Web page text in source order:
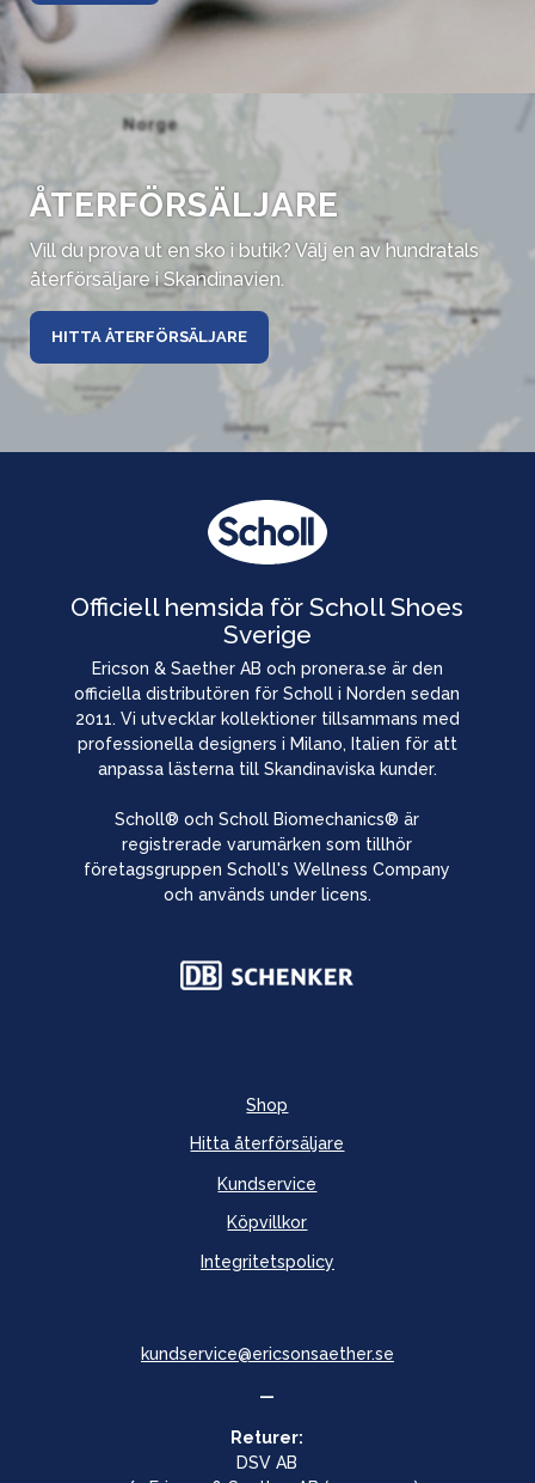
ÅTERFÖRSÄLJARE
Vill du prova ut en sko i butik? Välj en av hundratals
återförsäljare i Skandinavien.
HITTA ÅTERFÖRSÄLJARE
Officiell hemsida för Scholl Shoes
Sverige
Ericson & Saether AB och pronera.se är den
officiella distributören för Scholl i Norden sedan
2011. Vi utvecklar kollektioner tillsammans med
professionella designers i Milano, Italien för att
anpassa lästerna till Skandinaviska kunder.
Scholl® och Scholl Biomechanics® är
registrerade varumärken som tillhör
företagsgruppen Scholl's Wellness Company
och används under licens.
Shop
Hitta återförsäljare
Kundservice
Köpvillkor
Integritetspolicy
kundservice@ericsonsaether.se
—
Returer:
DSV AB